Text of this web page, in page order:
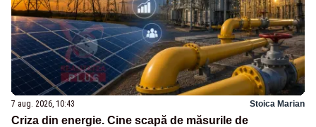
7 aug. 2026, 10:43 Stoica Marian
Criza din energie. Cine scapă de măsurile de